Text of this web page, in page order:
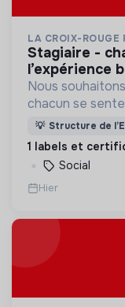
LA CROIX-ROUGE
stagiaire - chargé(e) de projet sur
l’expérience
Nous
chacun se
nous
d’engagement
💡 Structure de
1 labels et
Social
Hier